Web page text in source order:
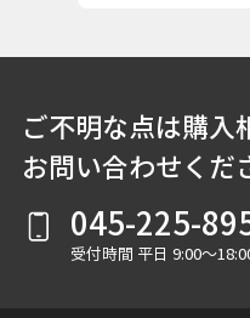
ご不明な点は購入
お問い合わせくだ
045-225-
受付時間 平日 9:00～